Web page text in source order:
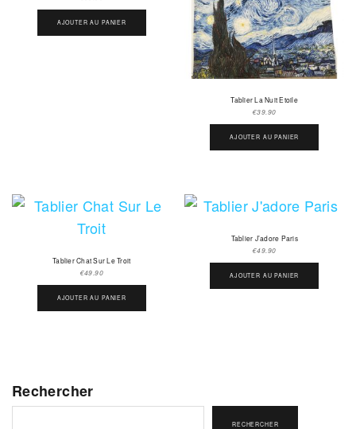
AJOUTER AU PANIER
Tablier La Nuit Etoile
€39.90
AJOUTER AU PANIER
Tablier Chat Sur Le Troit
€49.90
AJOUTER AU PANIER
Tablier J’adore Paris
€49.90
AJOUTER AU PANIER
Rechercher
RECHERCHER